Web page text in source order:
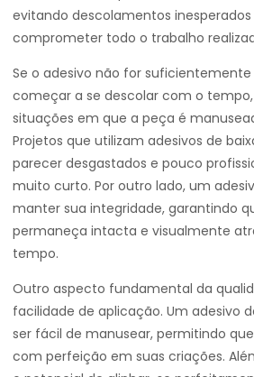
evitando descolamentos
comprometer todo o trabalho
Se o adesivo não for suficientemente
começar a se descolar com o
situações em que a peça é
Projetos que utilizam adesivos de
parecer desgastados e pouco
muito curto. Por outro lado, um
manter sua integridade, garantindo
permaneça intacta e visualmente
tempo.
Outro aspecto fundamental da
facilidade de aplicação. Um adesivo
ser fácil de manusear, permitindo
com perfeição em suas criações.